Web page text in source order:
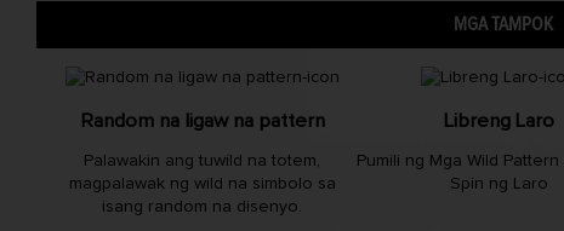
MGA TAMPOK
Random na ligaw na pattern
Palawakin ang tuwild na totem,
magpalawak ng wild na simbolo sa
isang random na disenyo.
Libreng Laro
Pumili ng Mga Wild Pattern
Spin ng Laro